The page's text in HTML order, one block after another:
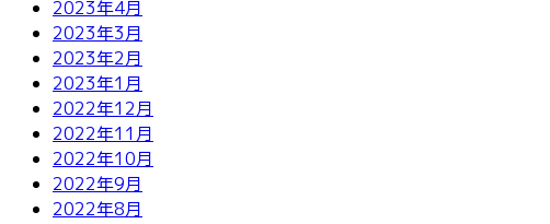
2023年4月
2023年3月
2023年2月
2023年1月
2022年12月
2022年11月
2022年10月
2022年9月
2022年8月